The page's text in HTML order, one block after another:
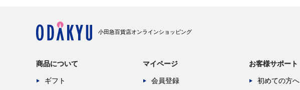
小田急百貨店オンラインショッピング
商品について
ギフト
マイページ
会員登録
お客様サポート
初めての方へ